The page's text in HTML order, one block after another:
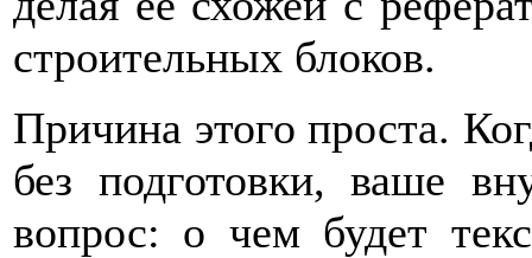
строительных блоков.
Причина этого проста.
без подготовки, ваше
вопрос: о чем будет